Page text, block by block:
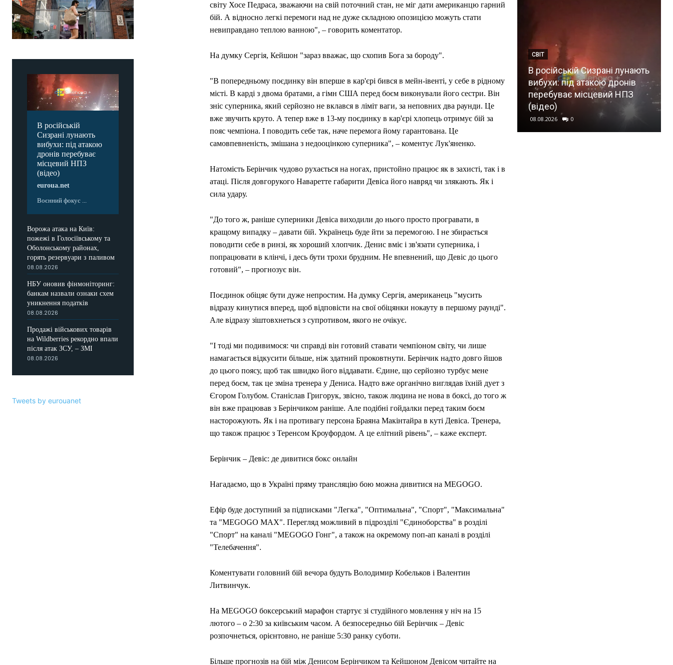
В російській
Сизрані лунають
вибухи: під атакою
дронів перебуває
місцевий НПЗ
(відео)
euroua.net
Воєнний фокус ...
Ворожа атака на Київ:
пожежі в Голосіївському та
Оболонському районах,
горять резервуари з паливом
08.08.2026
НБУ оновив фінмоніторинг:
банкам назвали ознаки схем
уникнення податків
08.08.2026
Продажі військових товарів
на Wildberries рекордно впали
після атак ЗСУ, – ЗМІ
08.08.2026
Tweets by eurouanet
світу Хосе Педраса, зважаючи на свій поточний стан, не міг дати американцю гарний
бій. А відносно легкі перемоги над не дуже складною опозицією можуть стати
невиправдано теплою ванною", – говорить коментатор.
На думку Сергія, Кейшон "зараз вважає, що схопив Бога за бороду".
"В попередньому поєдинку він вперше в кар'єрі бився в мейн-івенті, у себе в рідному
місті. В карді з двома братами, а гімн США перед боєм виконували його сестри. Він
зніс суперника, який серйозно не вклався в ліміт ваги, за неповних два раунди. Це
вже звучить круто. А тепер вже в 13-му поєдинку в кар'єрі хлопець отримує бій за
пояс чемпіона. І поводить себе так, наче перемога йому гарантована. Це
самовпевненість, змішана з недооцінкою суперника", – коментує Лук'яненко.
Натомість Берінчик чудово рухається на ногах, пристойно працює як в захисті, так і в
атаці. Після довгорукого Наваретте габарити Девіса його навряд чи злякають. Як і
сила удару.
"До того ж, раніше суперники Девіса виходили до нього просто програвати, в
кращому випадку – давати бій. Українець буде йти за перемогою. І не збирається
поводити себе в ринзі, як хороший хлопчик. Денис вміє і зв'язати суперника, і
попрацювати в клінчі, і десь бути трохи брудним. Не впевнений, що Девіс до цього
готовий", – прогнозує він.
Поєдинок обіцяє бути дуже непростим. На думку Сергія, американець "мусить
відразу кинутися вперед, щоб відповісти на свої обіцянки нокауту в першому раунді".
Але відразу зіштовхнеться з супротивом, якого не очікує.
"І тоді ми подивимося: чи справді він готовий ставати чемпіоном світу, чи лише
намагається відкусити більше, ніж здатний проковтнути. Берінчик надто довго йшов
до цього поясу, щоб так швидко його віддавати. Єдине, що серйозно турбує мене
перед боєм, так це зміна тренера у Дениса. Надто вже органічно виглядав їхній дует з
Єгором Голубом. Станіслав Григорук, звісно, також людина не нова в боксі, до того ж
він вже працював з Берінчиком раніше. Але подібні гойдалки перед таким боєм
насторожують. Як і на противагу персона Браяна Макінтайра в куті Девіса. Тренера,
що також працює з Теренсом Кроуфордом. А це елітний рівень", – каже експерт.
Берінчик – Девіс: де дивитися бокс онлайн
Нагадаємо, що в Україні пряму трансляцію бою можна дивитися на MEGOGO.
Ефір буде доступний за підписками "Легка", "Оптимальна", "Спорт", "Максимальна"
та "MEGOGO MAX". Перегляд можливий в підрозділі "Єдиноборства" в розділі
"Спорт" на каналі "MEGOGO Гонг", а також на окремому поп-ап каналі в розділі
"Телебачення".
Коментувати головний бій вечора будуть Володимир Кобельков і Валентин
Литвинчук.
На MEGOGO боксерський марафон стартує зі студійного мовлення у ніч на 15
лютого – о 2:30 за київським часом. А безпосередньо бій Берінчик – Девіс
розпочнеться, орієнтовно, не раніше 5:30 ранку суботи.
Більше прогнозів на бій між Денисом Берінчиком та Кейшоном Девісом читайте на
СВІТ
В російській Сизрані лунають
вибухи: під атакою дронів
перебуває місцевий НПЗ
(відео)
08.08.2026 0